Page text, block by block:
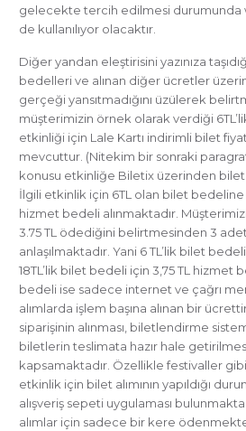
gelecekte tercih edilmesi durumunda
de kullanılıyor olacaktır.
Diğer yandan eleştirisini yazınıza
bedelleri ve alınan diğer ücretler
gerçeği yansıtmadığını üzülerek
müşterimizin örnek olarak verdiği
etkinliği için Lale Kartı indirimli bilet
mevcuttur. (Nitekim bir sonraki
konusu etkinliğe Biletix üzerinden bilet
İlgili etkinlik için 6TL olan bilet bedeline
hizmet bedeli alınmaktadır.
3.75 TL ödediğini belirtmesinden 3 adet
anlaşılmaktadır. Yani 6 TL’lik bilet
18TL’lik bilet bedeli için 3,75 TL hizmet
bedeli ise sadece internet ve çağrı
alımlarda işlem başına alınan bir
siparişinin alınması, biletlendirme
biletlerin teslimata hazır hale
kapsamaktadır. Özellikle festivaller
etkinlik için bilet alımının yapıldığı
alışveriş sepeti uygulaması
alımlar için sadece bir kere